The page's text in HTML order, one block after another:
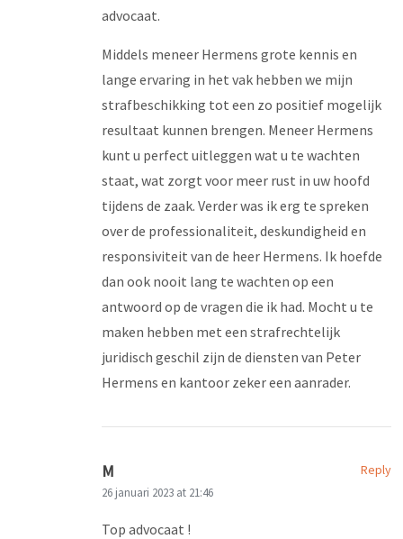
advocaat.
Middels meneer Hermens grote kennis en
lange ervaring in het vak hebben we mijn
strafbeschikking tot een zo positief mogelijk
resultaat kunnen brengen. Meneer Hermens
kunt u perfect uitleggen wat u te wachten
staat, wat zorgt voor meer rust in uw hoofd
tijdens de zaak. Verder was ik erg te spreken
over de professionaliteit, deskundigheid en
responsiviteit van de heer Hermens. Ik hoefde
dan ook nooit lang te wachten op een
antwoord op de vragen die ik had. Mocht u te
maken hebben met een strafrechtelijk
juridisch geschil zijn de diensten van Peter
Hermens en kantoor zeker een aanrader.
Reply
M
26 januari 2023 at 21:46
Top advocaat !